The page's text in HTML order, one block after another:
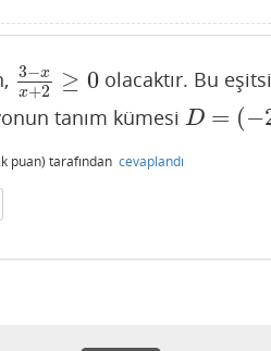
3−x
x+2 ≥ 0
3−xx +2≥0 olacaktır. Bu
tanım kümesi D = (−
D= (−2 ,3]
puan) tarafından cevaplandı